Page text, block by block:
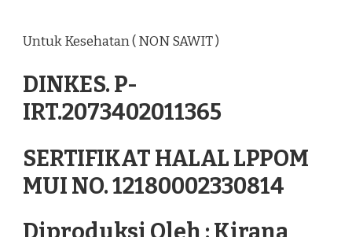
Untuk Kesehatan ( NON SAWIT )
DINKES. P-
IRT.2073402011365
SERTIFIKAT HALAL LPPOM
MUI NO. 12180002330814